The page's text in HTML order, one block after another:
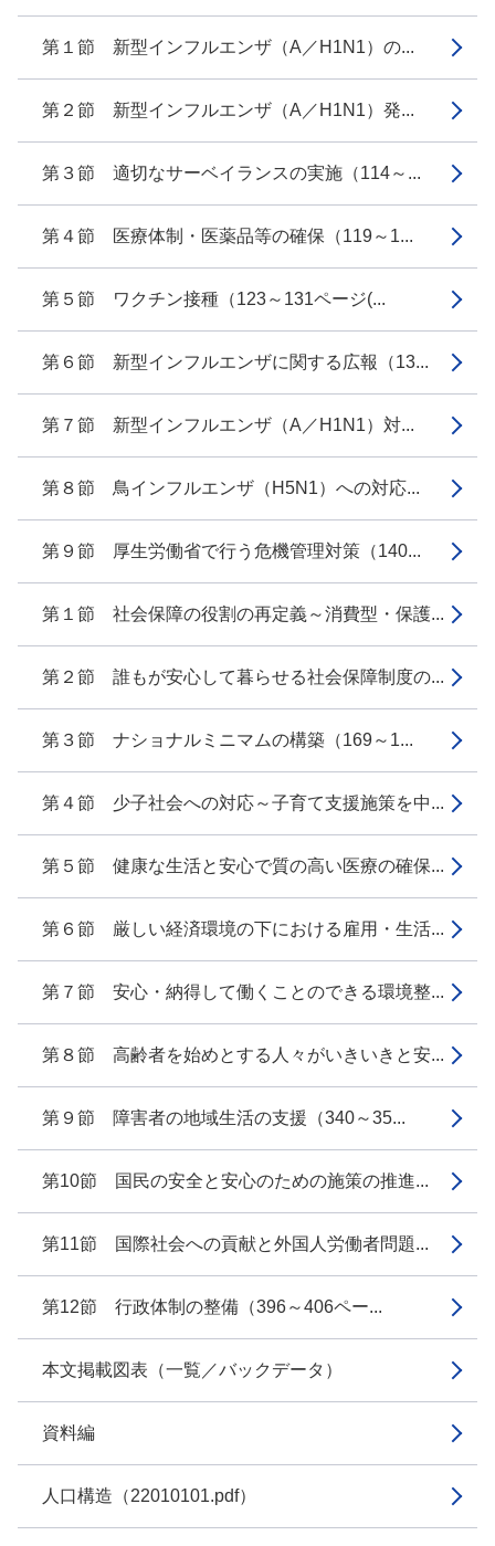
第１節 新型インフルエンザ（A／H1N1）の...
第２節 新型インフルエンザ（A／H1N1）発...
第３節 適切なサーベイランスの実施（114～...
第４節 医療体制・医薬品等の確保（119～1...
第５節 ワクチン接種（123～131ページ(...
第６節 新型インフルエンザに関する広報（13...
第７節 新型インフルエンザ（A／H1N1）対...
第８節 鳥インフルエンザ（H5N1）への対応...
第９節 厚生労働省で行う危機管理対策（140...
第１節 社会保障の役割の再定義～消費型・保護...
第２節 誰もが安心して暮らせる社会保障制度の...
第３節 ナショナルミニマムの構築（169～1...
第４節 少子社会への対応～子育て支援施策を中...
第５節 健康な生活と安心で質の高い医療の確保...
第６節 厳しい経済環境の下における雇用・生活...
第７節 安心・納得して働くことのできる環境整...
第８節 高齢者を始めとする人々がいきいきと安...
第９節 障害者の地域生活の支援（340～35...
第10節 国民の安全と安心のための施策の推進...
第11節 国際社会への貢献と外国人労働者問題...
第12節 行政体制の整備（396～406ペー...
本文掲載図表（一覧／バックデータ）
資料編
人口構造（22010101.pdf）